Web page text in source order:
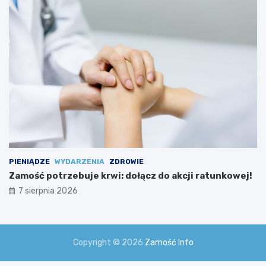
PIENIĄDZE WYDARZENIA ZDROWIE
Zamość potrzebuje krwi: dołącz do akcji ratunkowej!
7 sierpnia 2026
Copyright © 2026 Zamość Info